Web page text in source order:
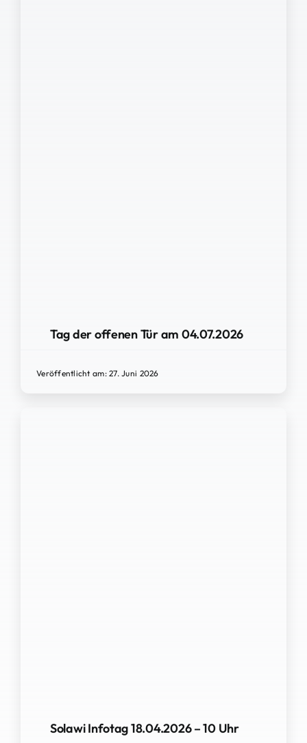
Tag der offenen Tür am 04.07.2026
Veröffentlicht am: 27. Juni 2026
Solawi Infotag 18.04.2026 – 10 Uhr